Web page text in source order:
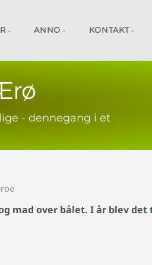
ANNO KONTAKT
- dennegang i et
mad over bålet. I år blev det